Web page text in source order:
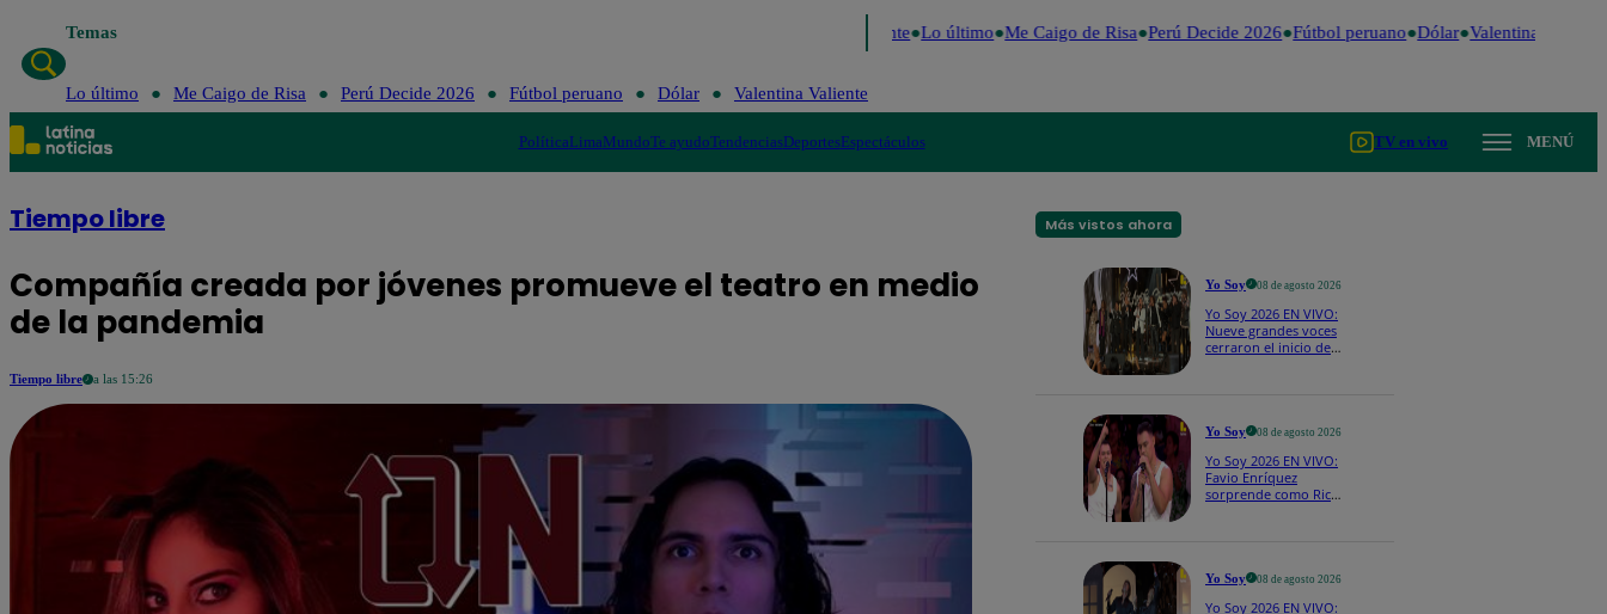
Temas Valentina Valiente Lo último Me Caigo de Risa Perú Decide 2026 Fútbol peruano Dólar Valentina Valiente
Lo último Me Caigo de Risa Perú Decide 2026 Fútbol peruano Dólar Valentina Valiente
PolíticaLimaMundoTe ayudoTendenciasDeportesEspectáculos TV en vivo MENÚ
Tiempo libre
Compañía creada por jóvenes promueve el teatro en medio
de la pandemia
Tiempo libre a las 15:26
Más vistos ahora
Yo Soy 08 de agosto 2026
Yo Soy 2026 EN VIVO:
Nueve grandes voces
cerraron el inicio de
Yo Soy 08 de agosto 2026
Yo Soy 2026 EN VIVO:
Favio Enríquez
sorprende como Ricky
Yo Soy 08 de agosto 2026
Yo Soy 2026 EN VIVO: